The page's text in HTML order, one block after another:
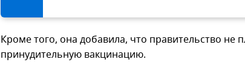
Кроме того, она добавила, что правительство не
принудительную вакцинацию.